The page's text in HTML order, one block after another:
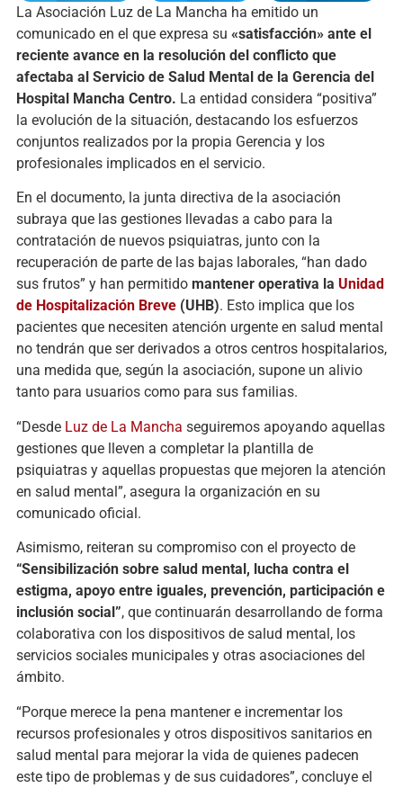
La Asociación Luz de La Mancha ha emitido un
comunicado en el que expresa su «satisfacción» ante el
reciente avance en la resolución del conflicto que
afectaba al Servicio de Salud Mental de la Gerencia del
Hospital Mancha Centro. La entidad considera “positiva”
la evolución de la situación, destacando los esfuerzos
conjuntos realizados por la propia Gerencia y los
profesionales implicados en el servicio.
En el documento, la junta directiva de la asociación
subraya que las gestiones llevadas a cabo para la
contratación de nuevos psiquiatras, junto con la
recuperación de parte de las bajas laborales, “han dado
sus frutos” y han permitido mantener operativa la Unidad
de Hospitalización Breve(UHB). Esto implica que los
pacientes que necesiten atención urgente en salud mental
no tendrán que ser derivados a otros centros hospitalarios,
una medida que, según la asociación, supone un alivio
tanto para usuarios como para sus familias.
“DesdeLuz de La Mancha seguiremos apoyando aquellas
gestiones que lleven a completar la plantilla de
psiquiatras y aquellas propuestas que mejoren la atención
en salud mental”, asegura la organización en su
comunicado oficial.
Asimismo, reiteran su compromiso con el proyecto de
“Sensibilización sobre salud mental, lucha contra el
estigma, apoyo entre iguales, prevención, participación e
inclusión social”, que continuarán desarrollando de forma
colaborativa con los dispositivos de salud mental, los
servicios sociales municipales y otras asociaciones del
ámbito.
“Porque merece la pena mantener e incrementar los
recursos profesionales y otros dispositivos sanitarios en
salud mental para mejorar la vida de quienes padecen
este tipo de problemas y de sus cuidadores”, concluye el